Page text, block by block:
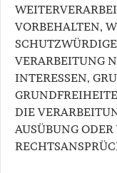
VORBEHALTEN,
VERARBEITUNG
INTERESSEN,
DIE
AUSÜBUNG